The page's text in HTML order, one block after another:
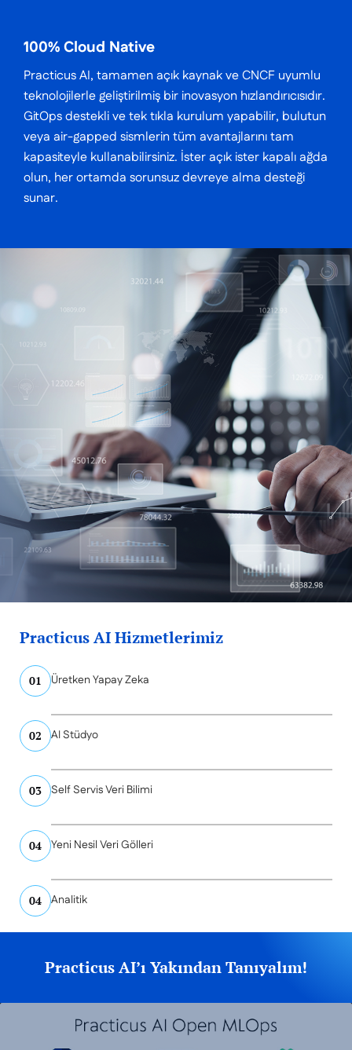
100% Cloud Native
Practicus AI, tamamen açık kaynak ve CNCF uyumlu
teknolojilerle geliştirilmiş bir inovasyon hızlandırıcısıdır.
GitOps destekli ve tek tıkla kurulum yapabilir, bulutun
veya air-gapped sismlerin tüm avantajlarını tam
kapasiteyle kullanabilirsiniz. İster açık ister kapalı ağda
olun, her ortamda sorunsuz devreye alma desteği
sunar.
Practicus AI Hizmetlerimiz
01 Üretken Yapay Zeka
02 AI Stüdyo
03 Self Servis Veri Bilimi
04 Yeni Nesil Veri Gölleri
04 Analitik
Practicus AI’ı Yakından Tanıyalım!